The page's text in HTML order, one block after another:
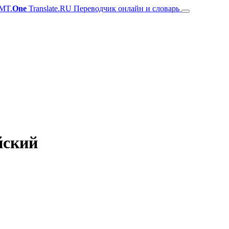
One Translate.RU Переводчик онлайн и словарь